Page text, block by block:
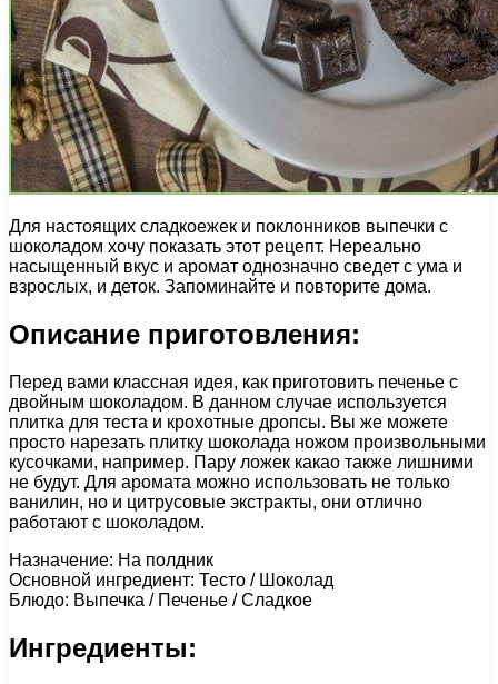
Для настоящих сладкоежек и поклонников выпечки с
шоколадом хочу показать этот рецепт. Нереально
насыщенный вкус и аромат однозначно сведет с ума и
взрослых, и деток. Запоминайте и повторите дома.
Описание приготовления:
Перед вами классная идея, как приготовить печенье с
двойным шоколадом. В данном случае используется
плитка для теста и крохотные дропсы. Вы же можете
просто нарезать плитку шоколада ножом произвольными
кусочками, например. Пару ложек какао также лишними
не будут. Для аромата можно использовать не только
ванилин, но и цитрусовые экстракты, они отлично
работают с шоколадом.
Назначение: На полдник
Основной ингредиент: Тесто / Шоколад
Блюдо: Выпечка / Печенье / Сладкое
Ингредиенты: